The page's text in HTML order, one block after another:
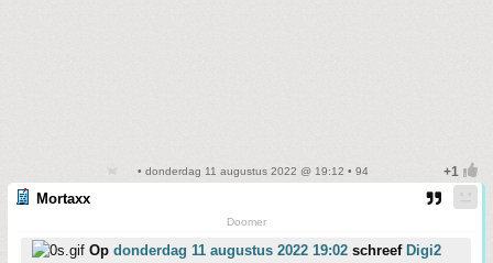
• donderdag 11 augustus 2022 @ 19:12 • 94
Mortaxx
Doomer
Op donderdag 11 augustus 2022 19:02 schreef Digi2